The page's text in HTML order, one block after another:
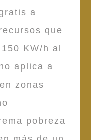
a
que
KW/h al
aplica a
zonas
pobreza